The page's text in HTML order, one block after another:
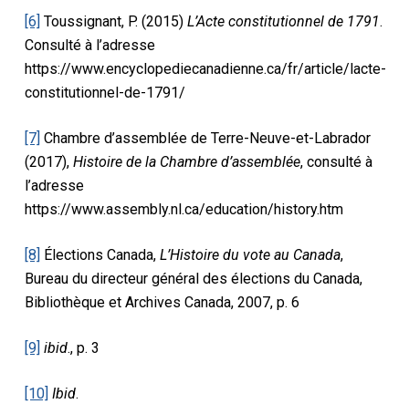
[6] Toussignant, P. (2015) L’Acte constitutionnel de 1791.
Consulté à l’adresse
https://www.encyclopediecanadienne.ca/fr/article/lacte-
constitutionnel-de-1791/
[7] Chambre d’assemblée de Terre-Neuve-et-Labrador
(2017), Histoire de la Chambre d’assemblée, consulté à
l’adresse
https://www.assembly.nl.ca/education/history.htm
[8] Élections Canada, L’Histoire du vote au Canada,
Bureau du directeur général des élections du Canada,
Bibliothèque et Archives Canada, 2007, p. 6
[9] ibid., p. 3
[10] Ibid.